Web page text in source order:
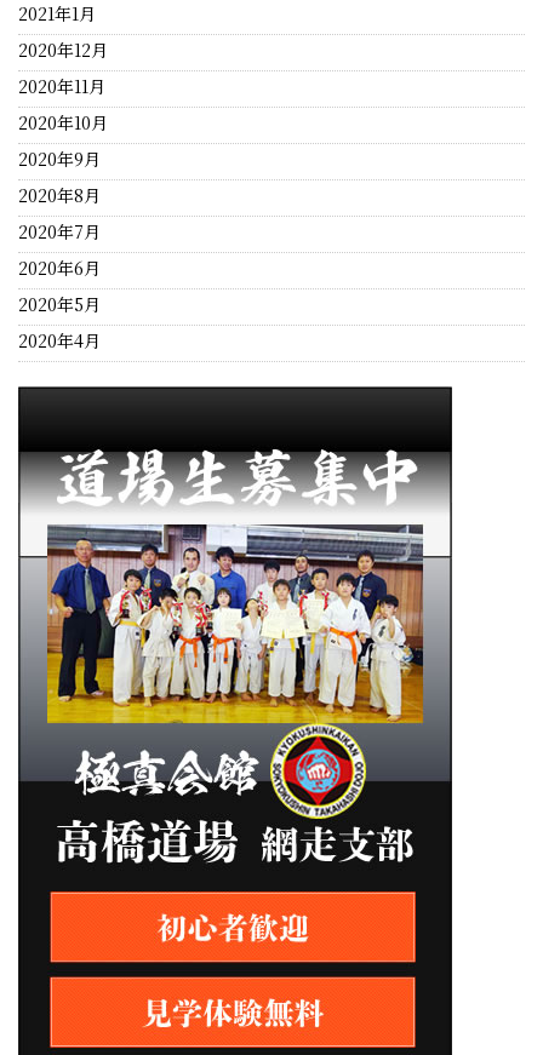
2021年1月
2020年12月
2020年11月
2020年10月
2020年9月
2020年8月
2020年7月
2020年6月
2020年5月
2020年4月